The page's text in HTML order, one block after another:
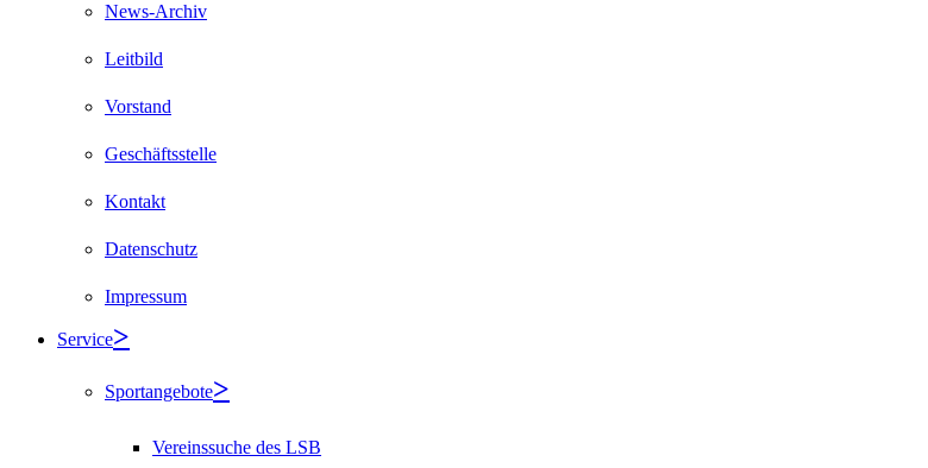
News-Archiv
Leitbild
Vorstand
Geschäftsstelle
Kontakt
Datenschutz
Impressum
Service
Sportangebote
Vereinssuche des LSB